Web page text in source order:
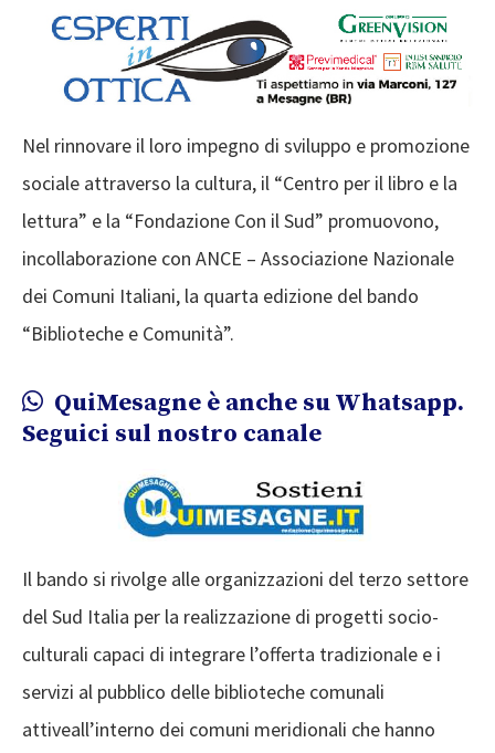
Nel rinnovare il loro impegno di sviluppo e promozione
sociale attraverso la cultura, il “Centro per il libro e la
lettura” e la “Fondazione Con il Sud” promuovono,
incollaborazione con ANCE – Associazione Nazionale
dei Comuni Italiani, la quarta edizione del bando
“Biblioteche e Comunità”.
QuiMesagne è anche su Whatsapp.
Seguici sul nostro canale
Il bando si rivolge alle organizzazioni del terzo settore
del Sud Italia per la realizzazione di progetti socio-
culturali capaci di integrare l’offerta tradizionale e i
servizi al pubblico delle biblioteche comunali
attiveall’interno dei comuni meridionali che hanno